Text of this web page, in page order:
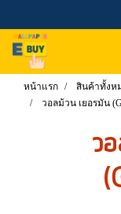
หน้าแรก สินค้าทั้งห
วอลม้วน เยอรมัน
ว